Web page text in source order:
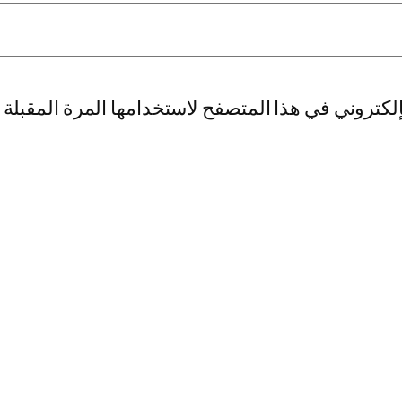
في هذا المتصفح لاستخدامها المرة